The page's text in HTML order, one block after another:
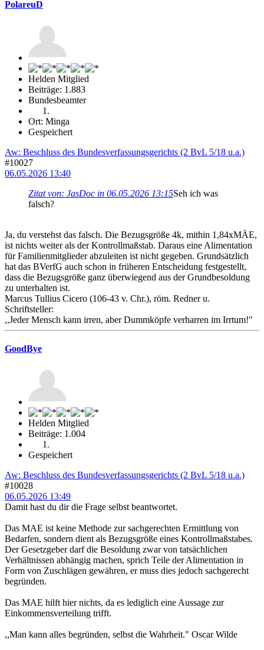
PolareuD
Helden Mitglied
Beiträge: 1.883
Bundesbeamter
Ort: Minga
Gespeichert
Aw: Beschluss des Bundesverfassungsgerichts (2 BvL 5/18 u.a.)
#10027
06.05.2026 13:40
Zitat von: JasDoc in 06.05.2026 13:15Seh ich was
falsch?
Ja, du verstehst das falsch. Die Bezugsgröße 4k, mithin 1,84xMÄE,
ist nichts weiter als der Kontrollmaßstab. Daraus eine Alimentation
für Familienmitglieder abzuleiten ist nicht gegeben. Grundsätzlich
hat das BVerfG auch schon in früheren Entscheidung festgestellt,
dass die Bezugsgröße ganz überwiegend aus der Grundbesoldung
zu unterhalten ist.
Marcus Tullius Cicero (106-43 v. Chr.), röm. Redner u.
Schriftsteller:
,,Jeder Mensch kann irren, aber Dummköpfe verharren im Irrtum!"
GoodBye
Helden Mitglied
Beiträge: 1.004
Gespeichert
Aw: Beschluss des Bundesverfassungsgerichts (2 BvL 5/18 u.a.)
#10028
06.05.2026 13:49
Damit hast du dir die Frage selbst beantwortet.
Das MAE ist keine Methode zur sachgerechten Ermittlung von
Bedarfen, sondern dient als Bezugsgröße eines Kontrollmaßstabes.
Der Gesetzgeber darf die Besoldung zwar von tatsächlichen
Verhältnissen abhängig machen, sprich Teile der Alimentation in
Form von Zuschlägen gewähren, er muss dies jedoch sachgerecht
begründen.
Das MAE hilft hier nichts, da es lediglich eine Aussage zur
Einkommensverteilung trifft.
,,Man kann alles begründen, selbst die Wahrheit." Oscar Wilde